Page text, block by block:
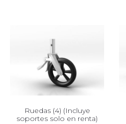
Ruedas (4) (Incluye
soportes solo en renta)